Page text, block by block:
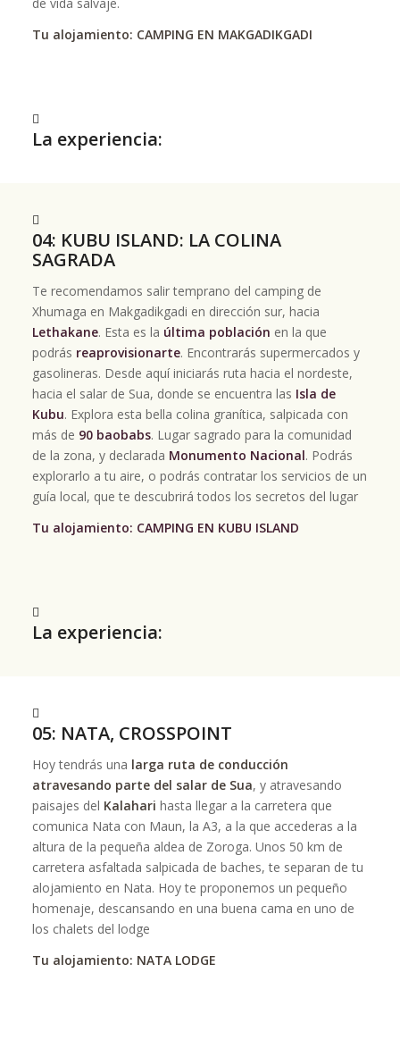
Tu alojamiento: CAMPING EN MAKGADIKGADI
La experiencia:
04: KUBU ISLAND: LA COLINA
SAGRADA
Te recomendamos salir temprano del camping de
Xhumaga en Makgadikgadi en dirección sur, hacia
Lethakane. Esta es la última población en la que
podrás reaprovisionarte. Encontrarás supermercados y
gasolineras. Desde aquí iniciarás ruta hacia el nordeste,
hacia el salar de Sua, donde se encuentra las Isla de
Kubu. Explora esta bella colina granítica, salpicada con
más de 90 baobabs. Lugar sagrado para la comunidad
de la zona, y declarada Monumento Nacional. Podrás
explorarlo a tu aire, o podrás contratar los servicios de un
guía local, que te descubrirá todos los secretos del lugar
Tu alojamiento: CAMPING EN KUBU ISLAND
La experiencia:
05: NATA, CROSSPOINT
Hoy tendrás una larga ruta de conducción
atravesando parte del salar de Sua, y atravesando
paisajes del Kalahari hasta llegar a la carretera que
comunica Nata con Maun, la A3, a la que accederas a la
altura de la pequeña aldea de Zoroga. Unos 50 km de
carretera asfaltada salpicada de baches, te separan de tu
alojamiento en Nata. Hoy te proponemos un pequeño
homenaje, descansando en una buena cama en uno de
los chalets del lodge
Tu alojamiento: NATA LODGE